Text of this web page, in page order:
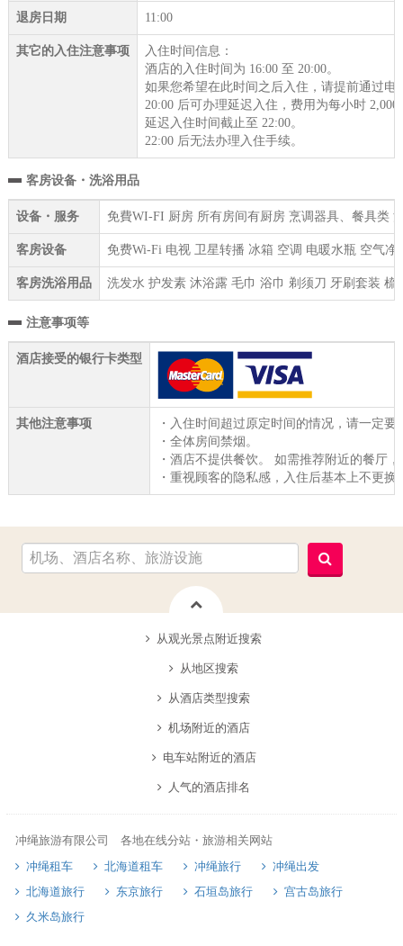
退房日期 11:00
其它的入住注意事项
入住时间信息：
酒店的入住时间为 16:00 至 20:00。
如果您希望在此时间之后入住，请提前通过电
20:00 后可办理延迟入住，费用为每小时
延迟入住时间截止至 22:00。
22:00 后无法办理入住手续。
客房设备・洗浴用品
设备・服务 免費WI-FI 厨房 所有房间有厨房 烹调器具、餐具类
客房设备 免费Wi-Fi 电视 卫星转播 冰箱 空调 电暖水瓶 空气
客房洗浴用品 洗发水 护发素 沐浴露 毛巾 浴巾 剃须刀 牙刷套装 梳
注意事项等
酒店接受的银行卡类型
其他注意事项
・入住时间超过原定时间的情况，请一定要
・全体房间禁烟。
・酒店不提供餐饮。 如需推荐附近的餐厅
・重视顾客的隐私感，入住后基本上不更
从观光景点附近搜索
从地区搜索
从酒店类型搜索
机场附近的酒店
电车站附近的酒店
人气的酒店排名
冲绳旅游有限公司 各地在线分站・旅游相关网站
冲绳租车
北海道租车 冲绳旅行
冲绳出发
北海道旅行
东京旅行 石垣岛旅行
宫古岛旅行
久米岛旅行